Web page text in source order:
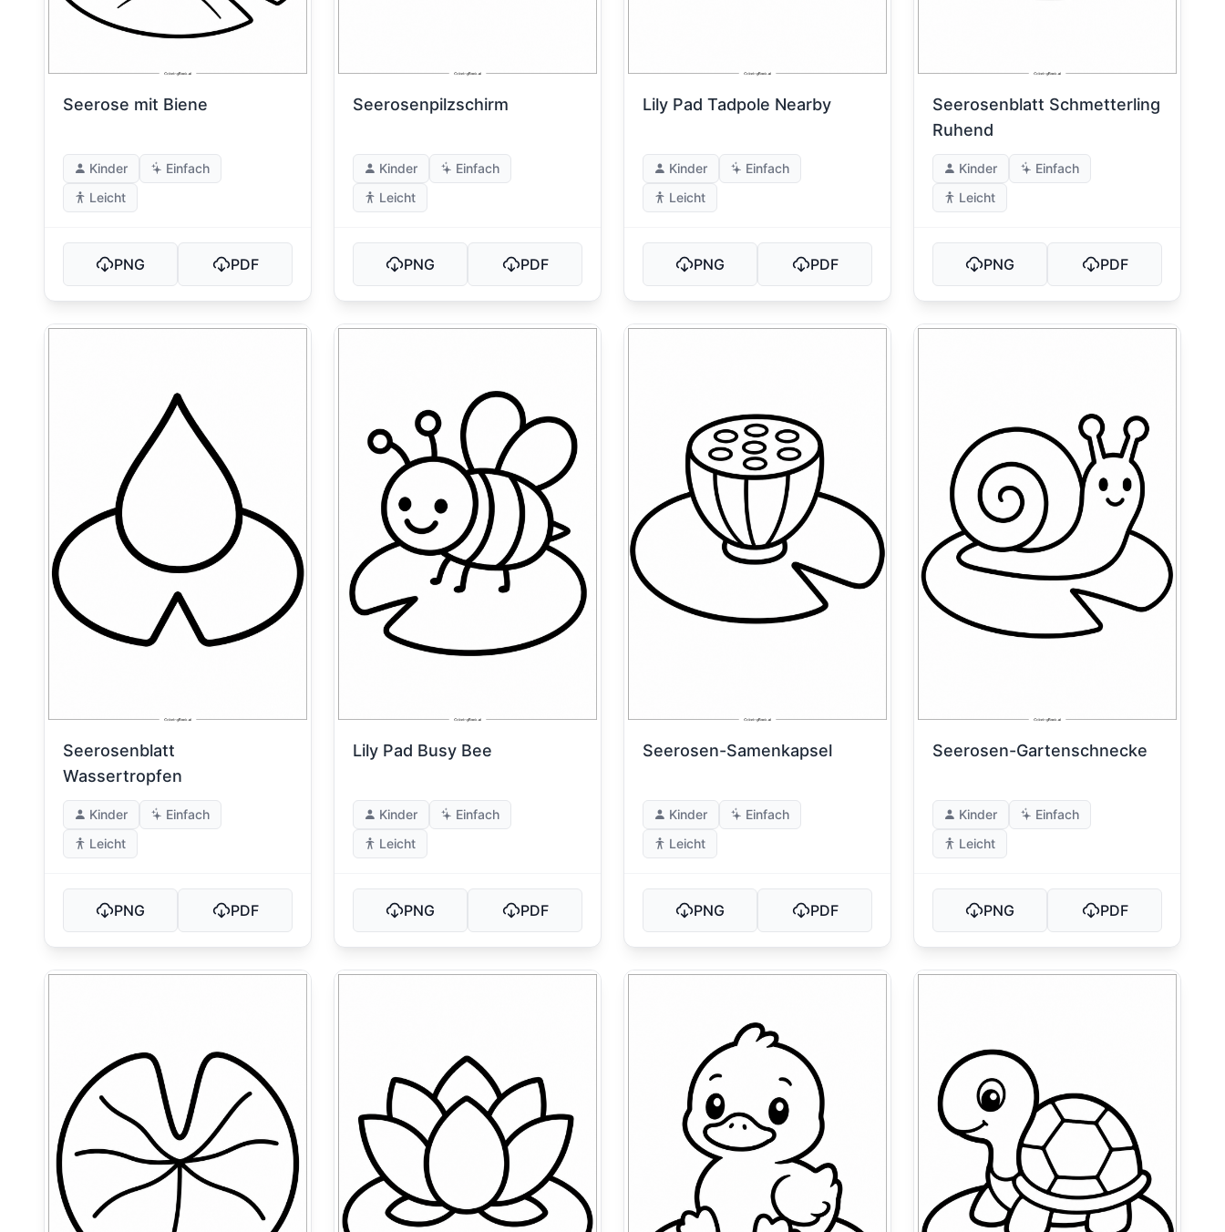
Seerose mit Biene
Kinder
Einfach
Leicht
PNG PDF
Seerosenpilzschirm
Kinder
Einfach
Leicht
PNG PDF
Lily Pad Tadpole Nearby
Kinder
Einfach
Leicht
PNG PDF
Seerosenblatt Schmetterling
Ruhend
Kinder
Einfach
Leicht
PNG PDF
Seerosenblatt
Wassertropfen
Kinder
Einfach
Leicht
PNG PDF
Lily Pad Busy Bee
Kinder
Einfach
Leicht
PNG PDF
Seerosen-Samenkapsel
Kinder
Einfach
Leicht
PNG PDF
Seerosen-Gartenschnecke
Kinder
Einfach
Leicht
PNG PDF